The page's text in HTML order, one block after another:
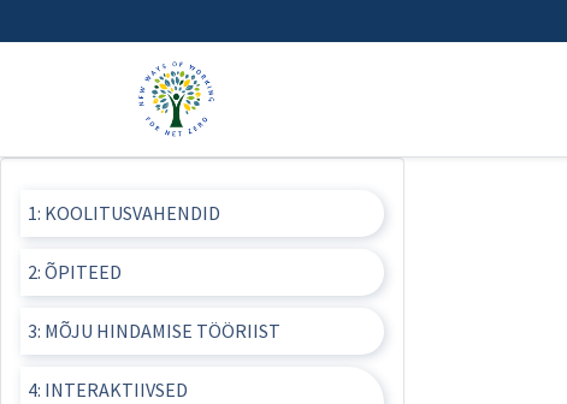
1: KOOLITUSVAHENDID
2: ÕPITEED
3: MÕJU HINDAMISE TÖÖRIIST
4: INTERAKTIIVSED